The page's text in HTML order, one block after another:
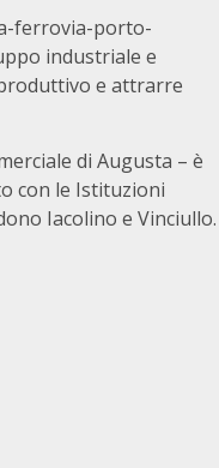
ferrovia-porto-
industriale e
e attrarre
di Augusta – è
con le Istituzioni
Iacolino e Vinciullo.